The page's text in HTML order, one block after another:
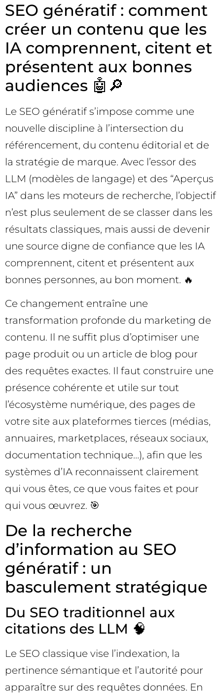
SEO génératif : comment
créer un contenu que les
IA comprennent, citent et
présentent aux bonnes
audiences 🤖🔎
Le SEO génératif s’impose comme une
nouvelle discipline à l’intersection du
référencement, du contenu éditorial et de
la stratégie de marque. Avec l’essor des
LLM (modèles de langage) et des “Aperçus
IA” dans les moteurs de recherche, l’objectif
n’est plus seulement de se classer dans les
résultats classiques, mais aussi de devenir
une source digne de confiance que les IA
comprennent, citent et présentent aux
bonnes personnes, au bon moment. 🔥
Ce changement entraîne une
transformation profonde du marketing de
contenu. Il ne suffit plus d’optimiser une
page produit ou un article de blog pour
des requêtes exactes. Il faut construire une
présence cohérente et utile sur tout
l’écosystème numérique, des pages de
votre site aux plateformes tierces (médias,
annuaires, marketplaces, réseaux sociaux,
documentation technique…), afin que les
systèmes d’IA reconnaissent clairement
qui vous êtes, ce que vous faites et pour
qui vous œuvrez. 🎯
De la recherche
d’information au SEO
génératif : un
basculement stratégique
Du SEO traditionnel aux
citations des LLM 🧠
Le SEO classique vise l’indexation, la
pertinence sémantique et l’autorité pour
apparaître sur des requêtes données. En